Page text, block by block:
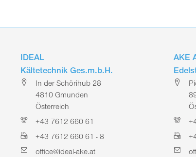
IDEAL
Kältetechnik Ges.m.b.H.
In der Schörihub 28
4810 Gmunden
Österreich
+43 7612 660 61
+43 7612 660 61 - 8
office@ideal-ake.at
AKE